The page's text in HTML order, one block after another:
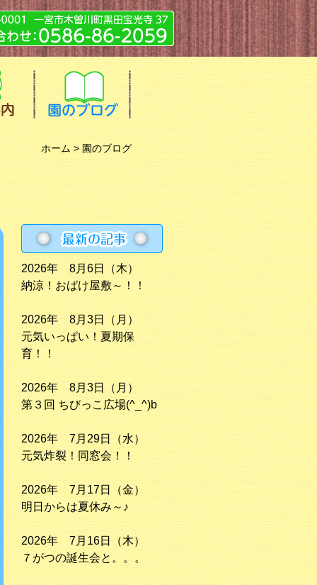
ホーム > 園のブログ
2026年 8月6日（木）
納涼！おばけ屋敷～！！
2026年 8月3日（月）
元気いっぱい！夏期保
育！！
2026年 8月3日（月）
第３回 ちびっこ広場(^_^)b
2026年 7月29日（水）
元気炸裂！同窓会！！
2026年 7月17日（金）
明日からは夏休み～♪
2026年 7月16日（木）
７がつの誕生会と。。。